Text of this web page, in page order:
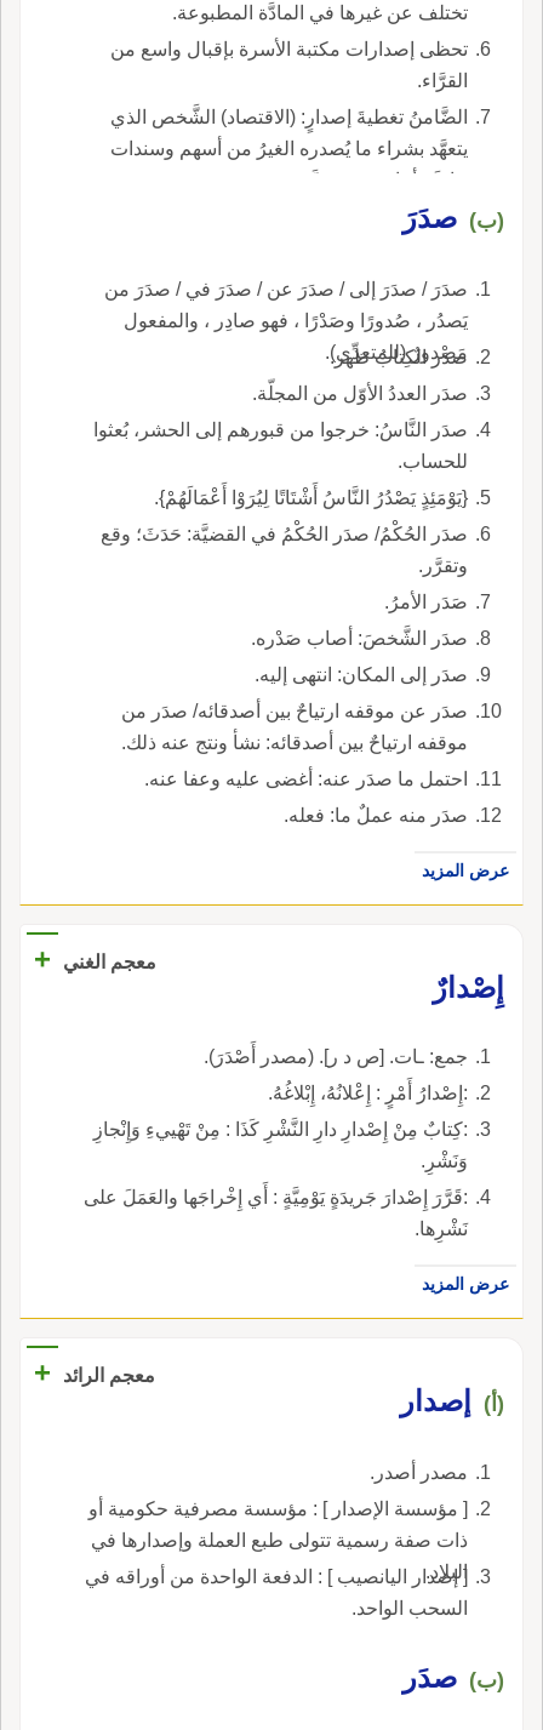
تختلف عن غيرها في المادَّة المطبوعة.
تحظى إصدارات مكتبة الأسرة بإقبال واسع من
القرَّاء.
الضَّامنُ تغطيةَ إصدارٍ: (الاقتصاد) الشَّخص الذي
يتعهَّد بشراء ما يُصدره الغيرُ من أسهم وسندات
خاصَّة أثناء فترة معيَّنة.
(ب) صدَرَ
صدَرَ / صدَرَ إلى / صدَرَ عن / صدَرَ في / صدَرَ من
يَصدُر ، صُدورًا وصَدْرًا ، فهو صادِر ، والمفعول
مَصْدورٌ (للمتعدِّي).
صدَر الكِتابُ ظهر.
صدَر العددُ الأوّل من المجلّة.
صدَر النَّاسُ: خرجوا من قبورهم إلى الحشر، بُعثوا
للحساب.
{يَوْمَئِذٍ يَصْدُرُ النَّاسُ أَشْتَاتًا لِيُرَوْا أَعْمَالَهُمْ}.
صدَر الحُكْمُ/ صدَر الحُكْمُ في القضيَّة: حَدَثَ؛ وقع
وتقرَّر.
صَدَر الأمرُ.
صدَر الشَّخصَ: أصاب صَدْره.
صدَر إلى المكان: انتهى إليه.
صدَر عن موقفه ارتياحٌ بين أصدقائه/ صدَر من
موقفه ارتياحٌ بين أصدقائه: نشأ ونتج عنه ذلك.
احتمل ما صدَر عنه: أغضى عليه وعفا عنه.
صدَر منه عملٌ ما: فعله.
عرض المزيد
معجم الغني
+
إِصْدارٌ
جمع: ـات. [ص د ر]. (مصدر أَصْدَرَ).
:إِصْدارُ أَمْرٍ : إِعْلانُهُ، إِبْلاغُهُ.
:كِتابٌ مِنْ إِصْدارِ دارِ النَّشْرِ كَذَا : مِنْ تَهْييءِ وَإِنْجازِ
وَنَشْرِ.
:قَرَّرَ إِصْدارَ جَريدَةٍ يَوْمِيَّةٍ : أَي إِخْراجَها والعَمَلَ على
نَشْرِها.
عرض المزيد
معجم الرائد +
(أ) إصدار
مصدر أصدر.
[ مؤسسة الإصدار ] : مؤسسة مصرفية حكومية أو
ذات صفة رسمية تتولى طبع العملة وإصدارها في
البلاد.
[ إصدار اليانصيب ] : الدفعة الواحدة من أوراقه في
السحب الواحد.
(ب) صدَر